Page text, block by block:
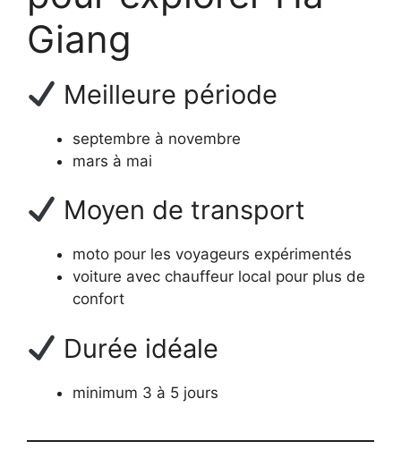
Giang
Meilleure période
septembre à novembre
mars à mai
Moyen de transport
moto pour les voyageurs expérimentés
voiture avec chauffeur local pour plus de
confort
Durée idéale
minimum 3 à 5 jours